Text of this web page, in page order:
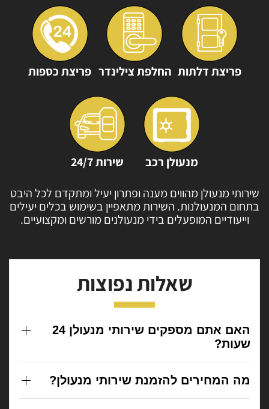
פריצת דלתות החלפת צילינדר פריצת כספות
מנעולן רכב
שירות 24/7
שירותי מנעולן מהווים מענה ופתרון יעיל ומתקדם לכלהיבט
בתחום המנעולנות. השירות מתאפיין בשימוש בכלים יעילים
וייעודיים המופעלים בידי מנעולנים מורשים ומקצועיים.
שאלות נפוצות
האם אתם מספקים שירותי מנעולן 24
שעות?
מה המחירים להזמנת שירותי מנעולן?